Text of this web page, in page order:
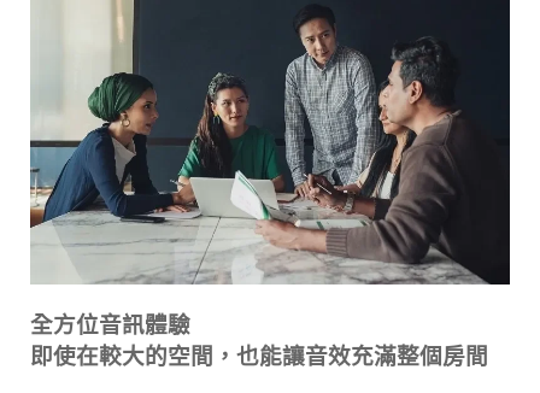
全方位音訊體驗
即使在較大的空間，也能讓音效充滿整個房間